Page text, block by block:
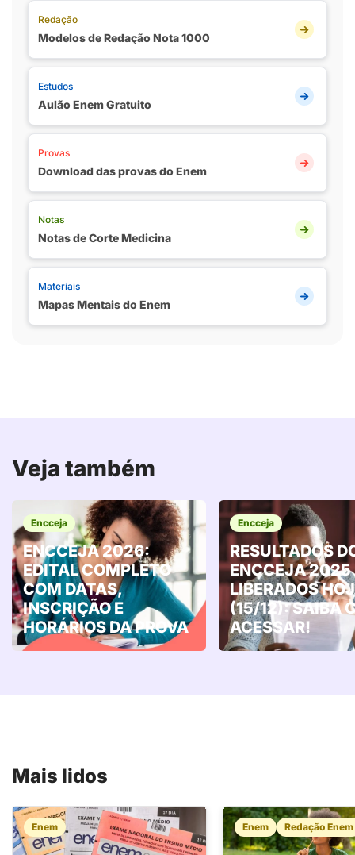
Redação
Modelos de Redação Nota 1000
Estudos
Aulão Enem Gratuito
Provas
Download das provas do Enem
Notas
Notas de Corte Medicina
Materiais
Mapas Mentais do Enem
Veja também
Encceja
ENCCEJA 2026:
EDITAL COMPLETO
COM DATAS,
INSCRIÇÃO E
HORÁRIOS DA PROVA
Encceja
RESULTADOS
ENCCEJA 2025
LIBERADOS
(15/12): SAIBA
ACESSAR!
Mais lidos
Enem Enem Redação Enem